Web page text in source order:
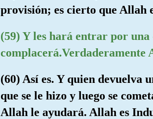
provisión; es cierto que Allah
(59) Y les hará entrar por una
complacerá.Verdaderamente
(60) Así es. Y quien devuelva
que se le hizo y luego se
Allah le ayudará. Allah es